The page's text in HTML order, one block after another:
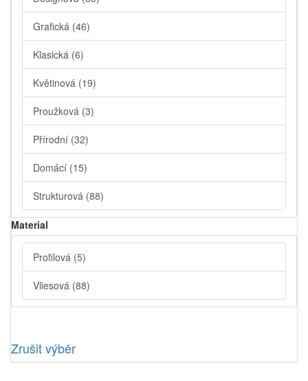
Grafická (46)
Klasická (6)
Květinová (19)
Proužková (3)
Přírodní (32)
Domácí (15)
Strukturová (88)
Material
Profilová (5)
Vliesová (88)
Zrušit výběr